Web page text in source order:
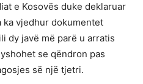
e Kosovës duke deklaruar
ka vjedhur dokumentet
dy javë më parë u arratis
se qëndron pas
së një tjetri.